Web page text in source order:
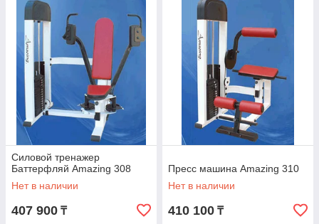
Силовой тренажер
Баттерфляй Amazing 308
Нет в наличии
407 900 ₸
Пресс машина Amazing 310
Нет в наличии
410 100 ₸